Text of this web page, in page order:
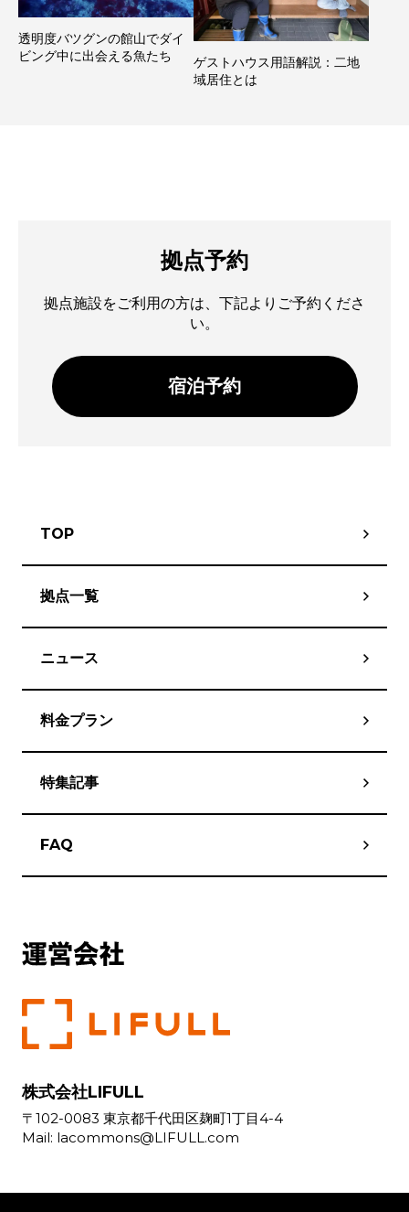
透明度バツグンの館山でダイ
ビング中に出会える魚たち
ゲストハウス用語解説：二地
域居住とは
拠点予約
拠点施設をご利用の方は、下記よりご予約くださ
い。
宿泊予約
TOP
拠点一覧
ニュース
料金プラン
特集記事
FAQ
株式会社LIFULL
〒102-0083 東京都千代田区麹町1丁目4-4
Mail: lacommons@LIFULL.com